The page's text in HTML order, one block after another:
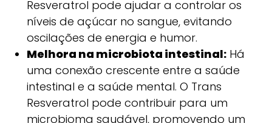
Resveratrol pode ajudar a controlar os
níveis de açúcar no sangue, evitando
oscilações de energia e humor.
Melhora na microbiota intestinal:Há
uma conexão crescente entre a saúde
intestinal e a saúde mental. O Trans
Resveratrol pode contribuir para um
microbioma saudável, promovendo um